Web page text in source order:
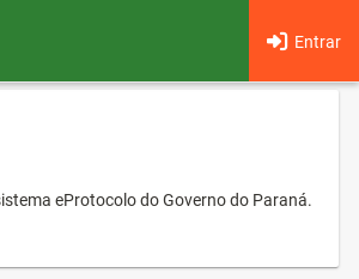
Entrar
eProtocolo do Governo do Paraná.